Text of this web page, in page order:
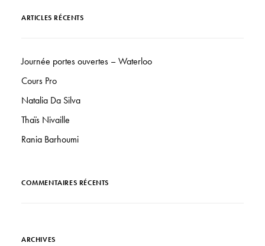
ARTICLES RÉCENTS
Journée portes ouvertes – Waterloo
Cours Pro
Natalia Da Silva
Thaïs Nivaille
Rania Barhoumi
COMMENTAIRES RÉCENTS
ARCHIVES